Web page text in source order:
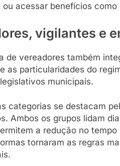
acessar benefícios como
vigilantes e
de vereadores também
as particularidades do
municipais.
categorias se destacam
Ambos os grupos lidam
a redução no
tornaram as regras